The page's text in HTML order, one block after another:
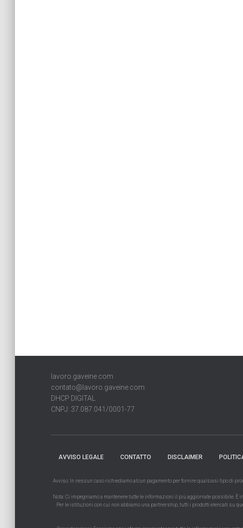
lavoro.gaveine.com
contato@lavoro.gaveine.com
DHCP DIGITAL
CNPJ: 37.087.041/0001-77
AVVISO LEGALE CONTATTO DISCLAIMER
Avviso: In nessun caso richiediamo alcun pagamento per fornire qualsiasi tipo di
Nota: Ci impegniamo a mantenere tutte le informazioni il più aggiornate possibile.
Per le istituzioni con cui non abbiamo una partnership, tutti i prodotti elencati su